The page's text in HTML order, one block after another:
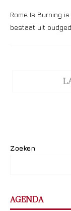
Rome Is Burning
bestaat uit
Zoeken
AGENDA